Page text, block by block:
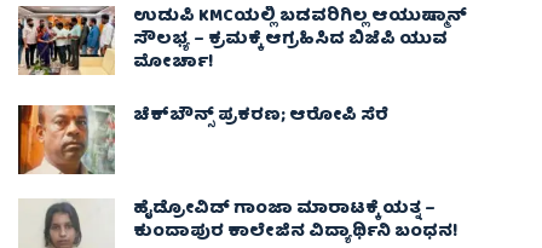
ಉಡುಪಿ KMCಯಲ್ಲಿ ಬಡವರಿಗಿಲ್ಲ ಆಯುಷ್ಮಾನ್
ಸೌಲಭ್ಯ – ಕ್ರಮಕ್ಕೆ ಆಗ್ರಹಿಸಿದ ಬಿಜೆಪಿ ಯುವ
ಮೋರ್ಚಾ!
ಚೆಕ್​ಬೌನ್ಸ್​ ಪ್ರಕರಣ; ಆರೋಪಿ ಸೆರೆ
ಹೈಡ್ರೋವಿಡ್ ಗಾಂಜಾ ಮಾರಾಟಕ್ಕೆ ಯತ್ನ –
ಕುಂದಾಪುರ ಕಾಲೇಜಿನ ವಿದ್ಯಾರ್ಥಿನಿ ಬಂಧನ!